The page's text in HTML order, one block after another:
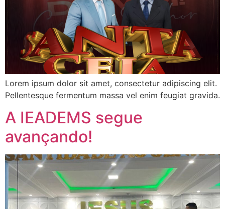
Lorem ipsum dolor sit amet, consectetur adipiscing elit.
Pellentesque fermentum massa vel enim feugiat gravida.
A IEADEMS segue
avançando!